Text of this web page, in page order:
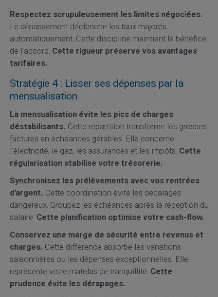
Respectez scrupuleusement les limites négociées.
Le dépassement déclenche les taux majorés
automatiquement. Cette discipline maintient le bénéfice
de l'accord. Cette rigueur préserve vos avantages
tarifaires.
Stratégie 4 : Lisser ses dépenses par la
mensualisation
La mensualisation évite les pics de charges
déstabilisants. Cette répartition transforme les grosses
factures en échéances gérables. Elle concerne
l'électricité, le gaz, les assurances et les impôts. Cette
régularisation stabilise votre trésorerie.
Synchronisez les prélèvements avec vos rentrées
d'argent. Cette coordination évite les décalages
dangereux. Groupez les échéances après la réception du
salaire. Cette planification optimise votre cash-flow.
Conservez une marge de sécurité entre revenus et
charges. Cette différence absorbe les variations
saisonnières ou les dépenses exceptionnelles. Elle
représente votre matelas de tranquillité. Cette
prudence évite les dérapages.